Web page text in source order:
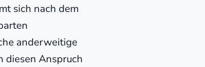
sich nach dem
anderweitige
diesen Anspruch